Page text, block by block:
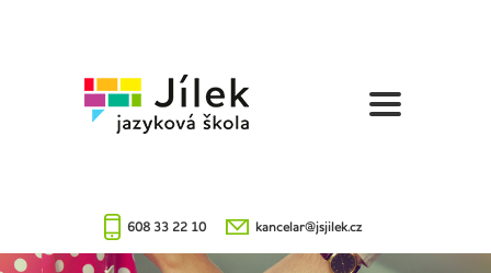
608 33 22 10 kancelar@jsjilek.cz